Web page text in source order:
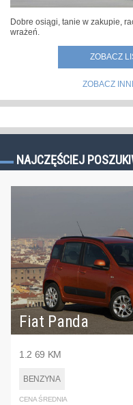
Dobre osiągi, tanie w zakupie,
wrażeń.
ZOBACZ
ZOBACZ
NAJCZĘŚCIEJ
Fiat Panda
1.2 69 KM
BENZYNA
CENA ŚREDNIA